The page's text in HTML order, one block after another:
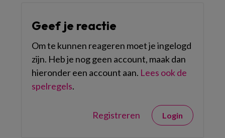
Geef je reactie
Om te kunnen reageren moet je ingelogd
zijn. Heb je nog geen account, maak dan
hieronder een account aan. Lees ook de
spelregels.
Registreren Login